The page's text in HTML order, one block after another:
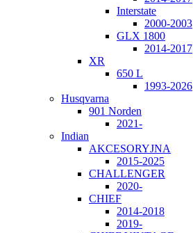
Interstate
2000-2003
GLX 1800
2014-2017
XR
650 L
1993-2026
Husqvarna
901 Norden
2021-
Indian
AKCESORYJNA
2015-2025
CHALLENGER
2020-
CHIEF
2014-2018
2019-